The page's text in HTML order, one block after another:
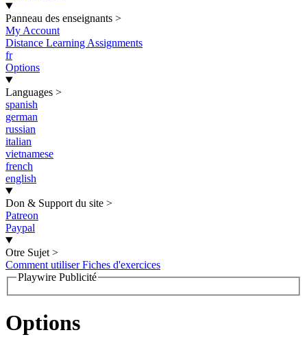
Panneau des enseignants >
My Account
Distance Learning Assignments
fr
Options
Languages >
spanish
german
russian
italian
vietnamese
french
english
Don & Support du site >
Patreon
Paypal
Otre Sujet >
Comment utiliser Fiches d'exercices
Playwire Publicité
Options